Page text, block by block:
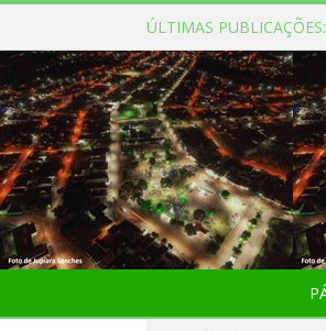
ÚLTIMAS PUBLICAÇÕES: